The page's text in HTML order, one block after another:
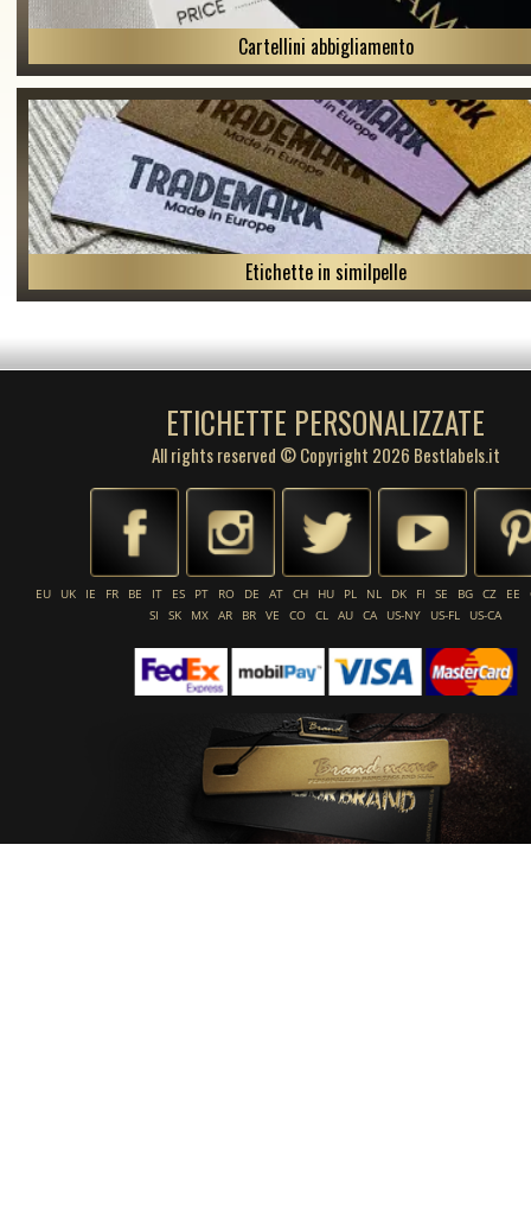
Cartellini abbigliamento
Etichette in similpelle
ETICHETTE PERSONALIZZATE
All rights reserved © Copyright 2026 Bestlabels.it
EU UK IE FR BE IT ES PT RO DE AT CH HU PL NL DK FI SE BG CZ EE
SI
SK MX AR BR VE CO CL AU CA US-NY US-FL US-CA